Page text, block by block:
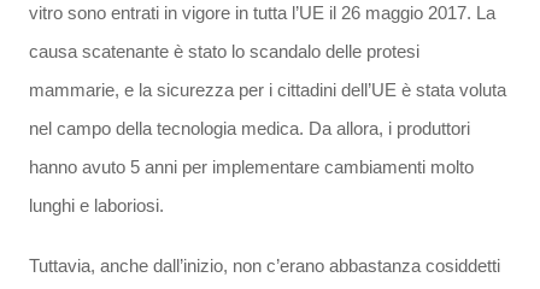
vitro sono entrati in vigore in tutta l’UE il 26 maggio 2017. La
causa scatenante è stato lo scandalo delle protesi
mammarie, e la sicurezza per i cittadini dell’UE è stata voluta
nel campo della tecnologia medica. Da allora, i produttori
hanno avuto 5 anni per implementare cambiamenti molto
lunghi e laboriosi.
Tuttavia, anche dall’inizio, non c’erano abbastanza cosiddetti